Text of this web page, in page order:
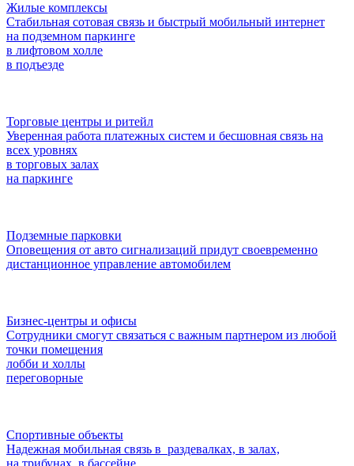
Жилые комплексы
Стабильная сотовая связь и быстрый мобильный интернет
на подземном паркинге
в лифтовом холле
в подъезде
Торговые центры и ритейл
Уверенная работа платежных систем и бесшовная связь на
всех уровнях
в торговых залах
на паркинге
Подземные парковки
Оповещения от авто сигнализаций придут своевременно
дистанционное управление автомобилем
Бизнес-центры и офисы
Сотрудники смогут связаться с важным партнером из любой
точки помещения
лобби и холлы
переговорные
Спортивные объекты
Надежная мобильная связь в раздевалках, в залах,